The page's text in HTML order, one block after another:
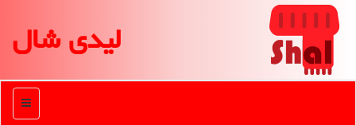
لیدی شال
منو